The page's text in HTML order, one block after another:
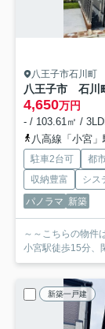
八王子市石川町
八王子市 石川
4,650万円
- / 103.61㎡ /
八高線「小宮
駐車2台可 都
収納豊富
シス
パノラマ 新築
～～こちらの物件
小宮駅徒歩15分、
新築一戸建